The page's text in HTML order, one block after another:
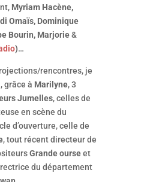
Myriam Hacène,
Omaïs, Dominique
Bourin, Marjorie&
)…
rencontres, je
grâce à Marilyne, 3
Jumelles, celles de
en scène du
d’ouverture, celle de
, tout récent directeur de
Grande ourseet
du département